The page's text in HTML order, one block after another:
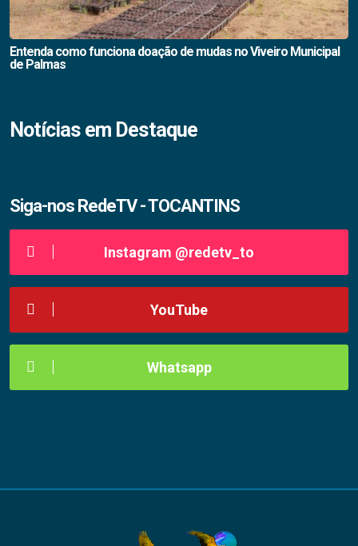
Entenda como funciona doação de mudas no Viveiro Municipal
de Palmas
Notícias em Destaque
Siga-nos RedeTV - TOCANTINS
Instagram @redetv_to
YouTube
Whatsapp